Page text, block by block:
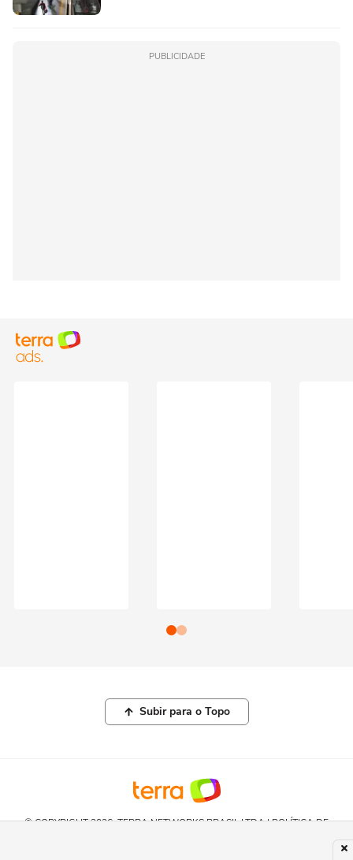
PUBLICIDADE
Subir para o Topo
© COPYRIGHT 2026, TERRA NETWORKS BRASIL LTDA |POLÍTICA DE